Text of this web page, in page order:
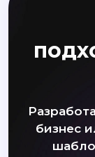
бизнес